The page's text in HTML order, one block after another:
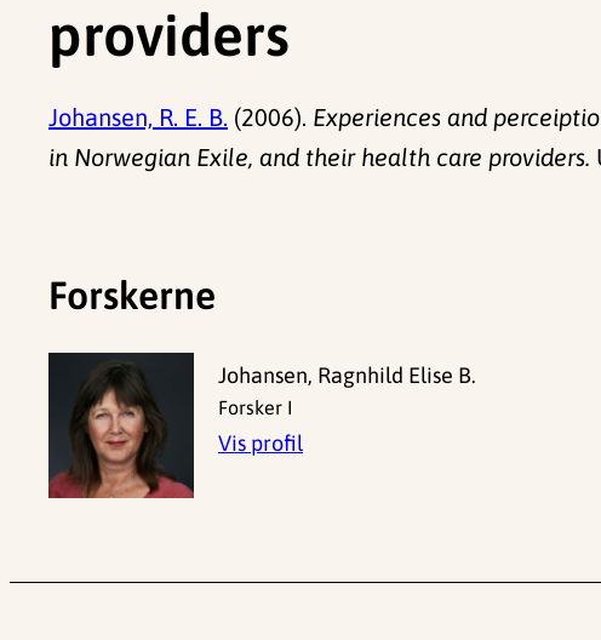
providers
Johansen, R. E. B. (2006). Experiences and
in Norwegian Exile, and their health care providers.
Forskerne
Johansen, Ragnhild Elise B.
Forsker I
Vis profil